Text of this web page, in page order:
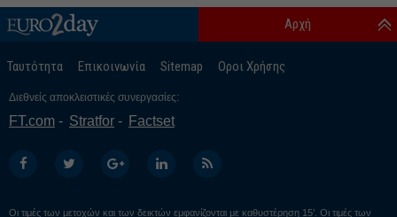
Ταυτότητα Επικοινωνία Sitemap Οροι Χρήσης
Αρχή
Διεθνείς αποκλειστικές συνεργασίες:
FT.com Stratfor Factset
Οι τιμές των μετοχών και των δεικτών εμφανίζονται με καθυστέρηση 15’. Οι τιμές των